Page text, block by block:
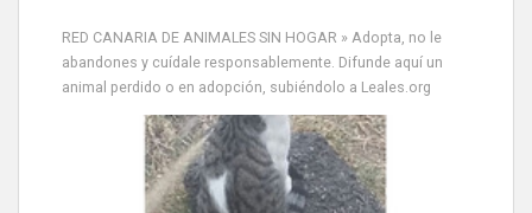
RED CANARIA DE ANIMALES SIN HOGAR » Adopta, no le
abandones y cuídale responsablemente. Difunde aquí un
animal perdido o en adopción, subiéndolo a Leales.org